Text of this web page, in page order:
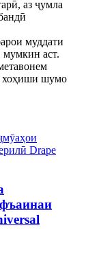
аз ҷумла
муддати
мумкин аст.
хоҳиши шумо